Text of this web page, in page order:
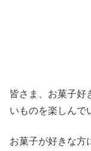
皆さま、お菓子好
いものを楽しんで
お菓子が好きな方